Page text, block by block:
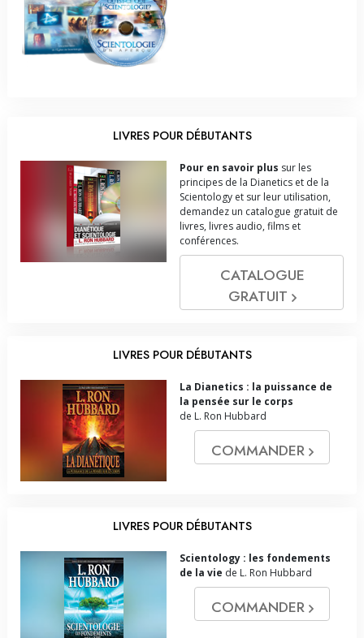
LIVRES POUR DÉBUTANTS
Pour en savoir plus sur les
principes de la Dianetics et de la
Scientology et sur leur utilisation,
demandez un catalogue gratuit de
livres, livres audio, films et
conférences.
CATALOGUE
GRATUIT
LIVRES POUR DÉBUTANTS
La Dianetics : la puissance de
la pensée sur le corps
de L. Ron Hubbard
COMMANDER
LIVRES POUR DÉBUTANTS
Scientology : les fondements
de la vie de L. Ron Hubbard
COMMANDER